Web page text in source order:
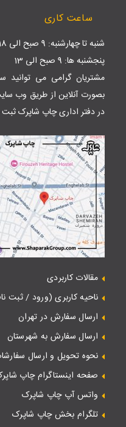
ساعت کاری
شنبه تا چهارشنبه: 9 صبح الی 18
پنجشنبه ها: 9 صبح الی 13
مشتریان گرامی می
بصورت آنلاین از طریق وب
در دفتر اداری چاپ شاپرک ثبت
مقالات کاربردی
ناحیه کاربری (ورود / ثبت
ارسال سفارش در تهران
ارسال سفارش به شهرستان
نحوه تحویل و ارسال
صفحه اینستاگرام چاپ
واتس آپ چاپ شاپرک
تلگرام بخش چاپ شاپرک